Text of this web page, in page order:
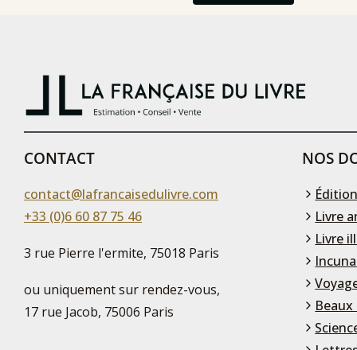
CONTACT
contact@lafrancaisedulivre.com
+33 (0)6 60 87 75 46
3 rue Pierre l'ermite, 75018 Paris
ou uniquement sur rendez-vous,
17 rue Jacob, 75006 Paris
NOS
Livre
Livre